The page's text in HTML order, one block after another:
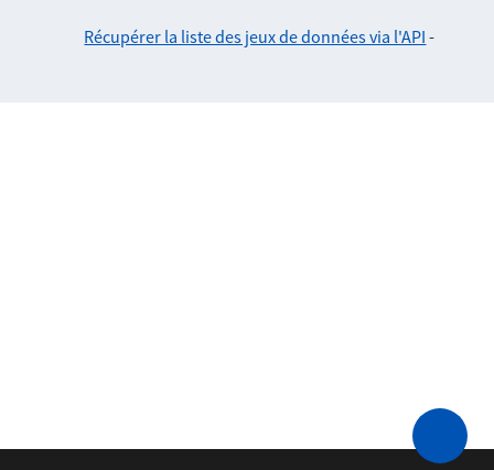
Récupérer la liste des jeux de données via l'API -